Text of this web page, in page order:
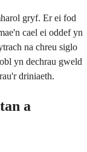
gryf. Er ei fod
cael ei oddef yn
na chreu siglo
yn dechrau gweld
driniaeth.
a